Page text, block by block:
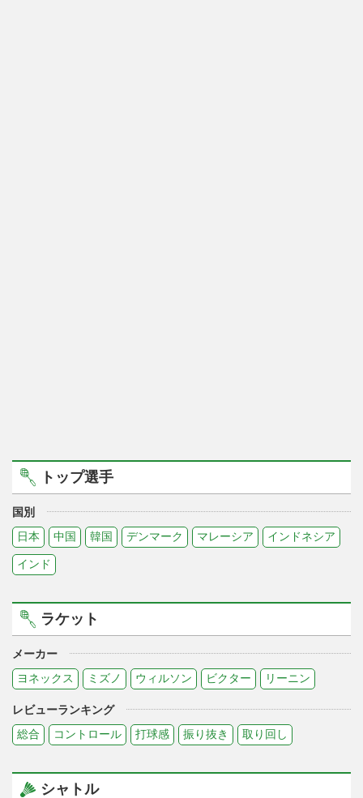
トップ選手
国別
日本
中国 韓国 デンマーク マレーシア インドネシア
インド
ラケット
メーカー
ヨネックス
ミズノ ウィルソン ビクター リーニン
レビューランキング
総合
コントロール 打球感 振り抜き 取り回し
シャトル